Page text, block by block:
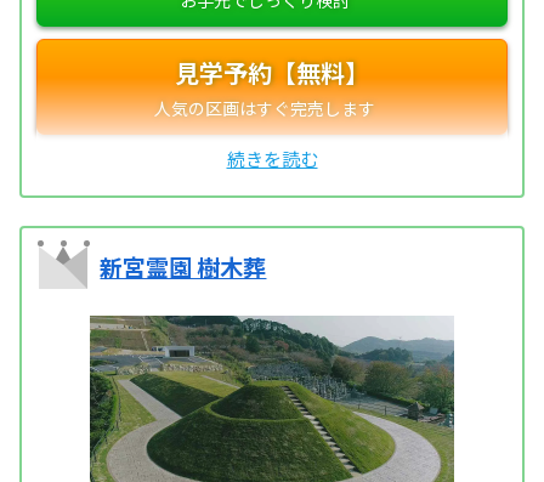
見学予約【無料】
新宮霊園 樹木葬